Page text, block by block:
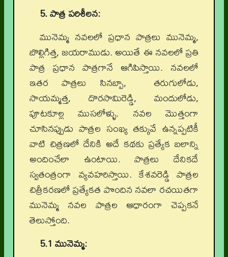
5. పాత్ర పరిశీలన:
మునెమ్మ నవలలో ప్రధాన పాత్రలు మునెమ్మ,
బొల్లిగిత్త, జయరాముడు. అయితే ఈ నవలలో ప్రతి
పాత్ర ప్రధాన పాత్రగానే ఆగిపిస్తాయి. నవలలో
ఇతర పాత్రలు సినబ్బా, తరుగులోడు,
సాయమ్మత్త, దొరసామిరెడ్డి, మందులోడు,
పూటకూల్ల ముసలోళ్ళు. నవల మొత్తంగా
చూసినప్పుడు పాత్రల సంఖ్య తక్కువే ఉన్నప్పటికీ
వాటి చిత్రణలో దేనికి అదే కథకు ప్రత్యేక బలాన్ని
అందించేలా ఉంటాయి. పాత్రలు దేనికదే
స్వతంత్రంగా వ్యవహరిస్తాయి. కేశవరెడ్డి పాత్రల
చిత్రీకరణలో ప్రత్యేకత పొందిన నవలా రచయితగా
మునెమ్మ నవల పాత్రల ఆధారంగా చెప్పకనే
తెలుస్తోంది.
5.1 మునెమ్మ: